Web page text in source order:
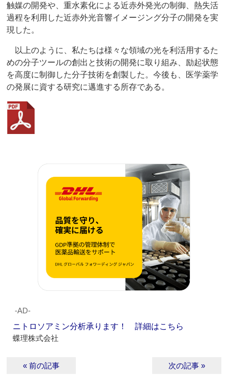
触媒の開発や、重水素化による近赤外発光の制御、熱失活
過程を利用した近赤外光音響イメージング分子の開発を実
現した。
以上のように、私たちは様々な領域の光を利活用するた
めの分子ツールの創出と技術の開発に取り組み、励起状態
を高度に制御した分子技術を創製した。今後も、医学薬学
の発展に資する研究に邁進する所存である。
‐AD‐
ニトロソアミン分析承ります！ 詳細はこちら
蝶理株式会社
« 前の記事 次の記事 »